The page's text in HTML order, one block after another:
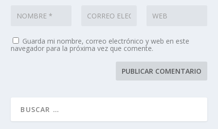
Guarda mi nombre, correo electrónico y web en este
navegador para la próxima vez que comente.